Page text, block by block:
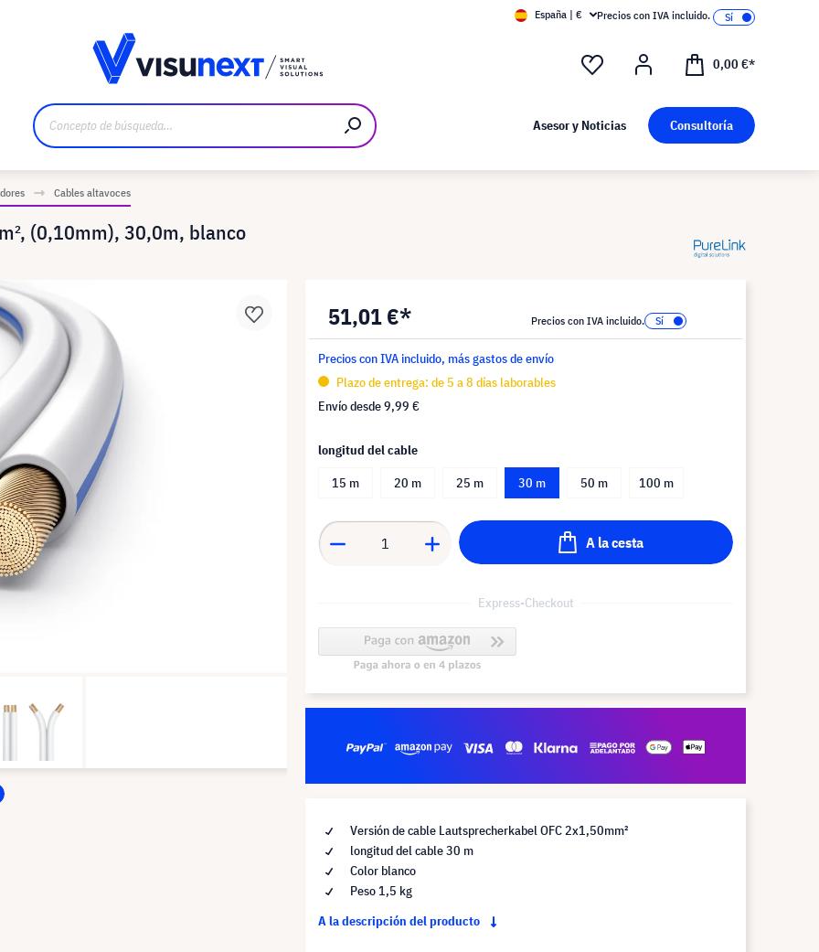
España | € Precios con IVA incluido.
0,00 €*
Asesor y Noticias Consultoría
Cables altavoces
(0,10mm), 30,0m, blanco
51,01 €* Precios con IVA incluido.
Precios con IVA incluido, más gastos de envío
Plazo de entrega: de 5 a 8 días laborables
Envío desde9,99 €
longitud del cable
15 m
20 m 25 m 30 m 50 m 100 m
A la cesta
Express-Checkout
Versión de cable Lautsprecherkabel OFC 2x1,50mm²
longitud del cable 30 m
Color blanco
Peso 1,5 kg
A la descripción del producto